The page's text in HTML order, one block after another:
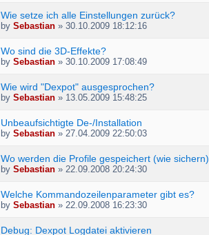
)
Wie setze ich alle Einstellungen zurück?
by Sebastian » 30.10.2009 18:12:16
Wo sind die 3D-Effekte?
by Sebastian » 30.10.2009 17:08:49
Wie wird "Dexpot" ausgesprochen?
by Sebastian » 13.05.2009 15:48:25
Unbeaufsichtigte De-/Installation
by Sebastian » 27.04.2009 22:50:03
Wo werden die Profile gespeichert (wie
by Sebastian » 22.09.2008 20:24:30
Welche Kommandozeilenparameter gibt es?
by Sebastian » 22.09.2008 16:23:30
Debug: Dexpot Logdatei aktivieren